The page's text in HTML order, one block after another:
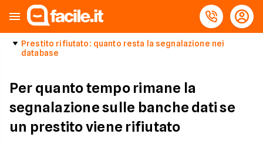
Prestito rifiutato: quanto resta la segnalazione nei
database
Per quanto tempo rimane la
segnalazione sulle banche dati se
un prestito viene rifiutato